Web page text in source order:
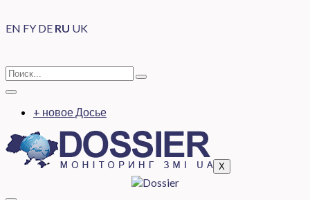
EN FY DE RU UK
+ новое Досье
X